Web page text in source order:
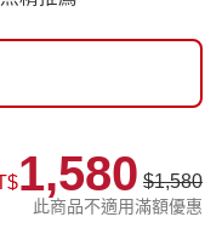
1,580 $1,580
此商品不適用滿額優惠